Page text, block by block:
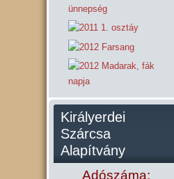
Királyerdei
Szárcsa
Alapítvány
Adószáma: